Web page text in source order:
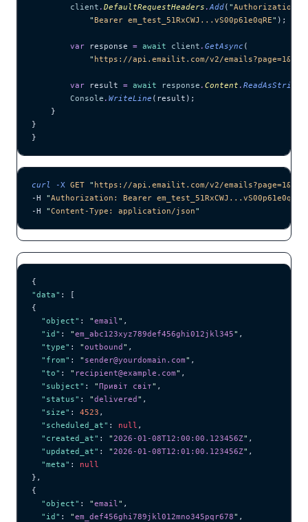
        client
. DefaultRequestHeaders .Add( "Authorization
            "
Bearer em_test_51RxCWJ...vS00p61e0qRE" );
        var
response = await client . GetAsync (
            "
https://api.emailit.com/v2/
        var
result = await response . Content .
        Console
. WriteLine (result);
    }
}
}
curl -X GET " https://api.emailit.com/v2/
-H "Authorization: Bearer em_test_51RxCWJ...vS00p61e0qRE
-H "Content-Type: application/json"
{
"data" : [
{
  "object"
: "email" ,
  "id"
: "em_abc123xyz789def456ghi012jkl345" ,
  "type"
: "outbound " ,
  "from"
: " sender@yourdomain.com" ,
  "to"
: " recipient@example.com" ,
  "subject"
: "Привіт світ" ,
  "status"
: "delivered " ,
  "size"
: 4523 ,
  "scheduled_at"
: null ,
  "created_at"
: "2026-01-08T12:00:00.123456Z" ,
  "updated_at"
: "2026-01-08T12:01:00.123456Z" ,
  "meta"
: null
},
{
  "object"
: "email" ,
  "id"
: "em_def456ghi789jkl012mno345pqr678" ,